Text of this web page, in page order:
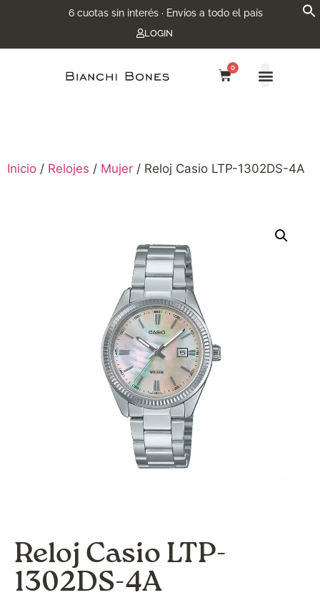
6 cuotas sin interés · Envíos a todo el país
LOGIN
0
Inicio / Relojes / Mujer / Reloj Casio LTP-1302DS-4A
Reloj Casio LTP-
1302DS-4A